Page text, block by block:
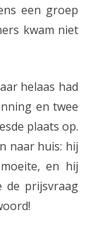
een groep
kwam niet
helaas had
en twee
plaats op.
naar huis: hij
en hij
de prijsvraag